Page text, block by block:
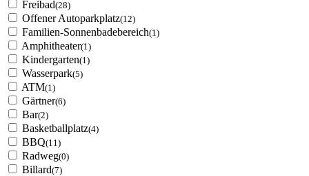
Freibad(28)
Offener Autoparkplatz(12)
Familien-Sonnenbadebereich(1)
Amphitheater(1)
Kindergarten(1)
Wasserpark(5)
ATM(1)
Gärtner(6)
Bar(2)
Basketballplatz(4)
BBQ(11)
Radweg(0)
Billard(7)